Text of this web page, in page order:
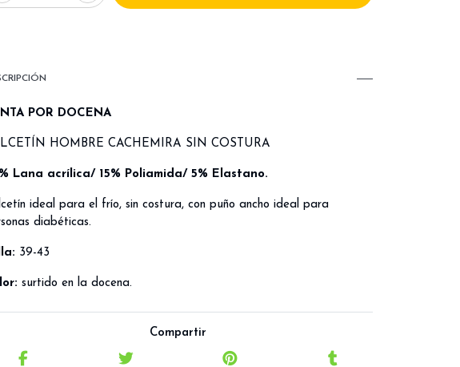
POR DOCENA
HOMBRE CACHEMIRA SIN COSTURA
Lana acrílica/ 15% Poliamida/ 5% Elastano.
ideal para el frío, sin costura, con puño ancho ideal para
diabéticas.
39-43
surtido en la docena.
Compartir